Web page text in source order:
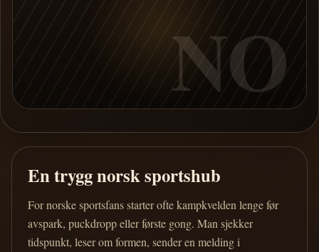
NO
En trygg norsk sportshub
For norske sportsfans starter ofte kampkvelden lenge før
avspark, puckdropp eller første gong. Man sjekker
tidspunkt, leser om formen, sender en melding i